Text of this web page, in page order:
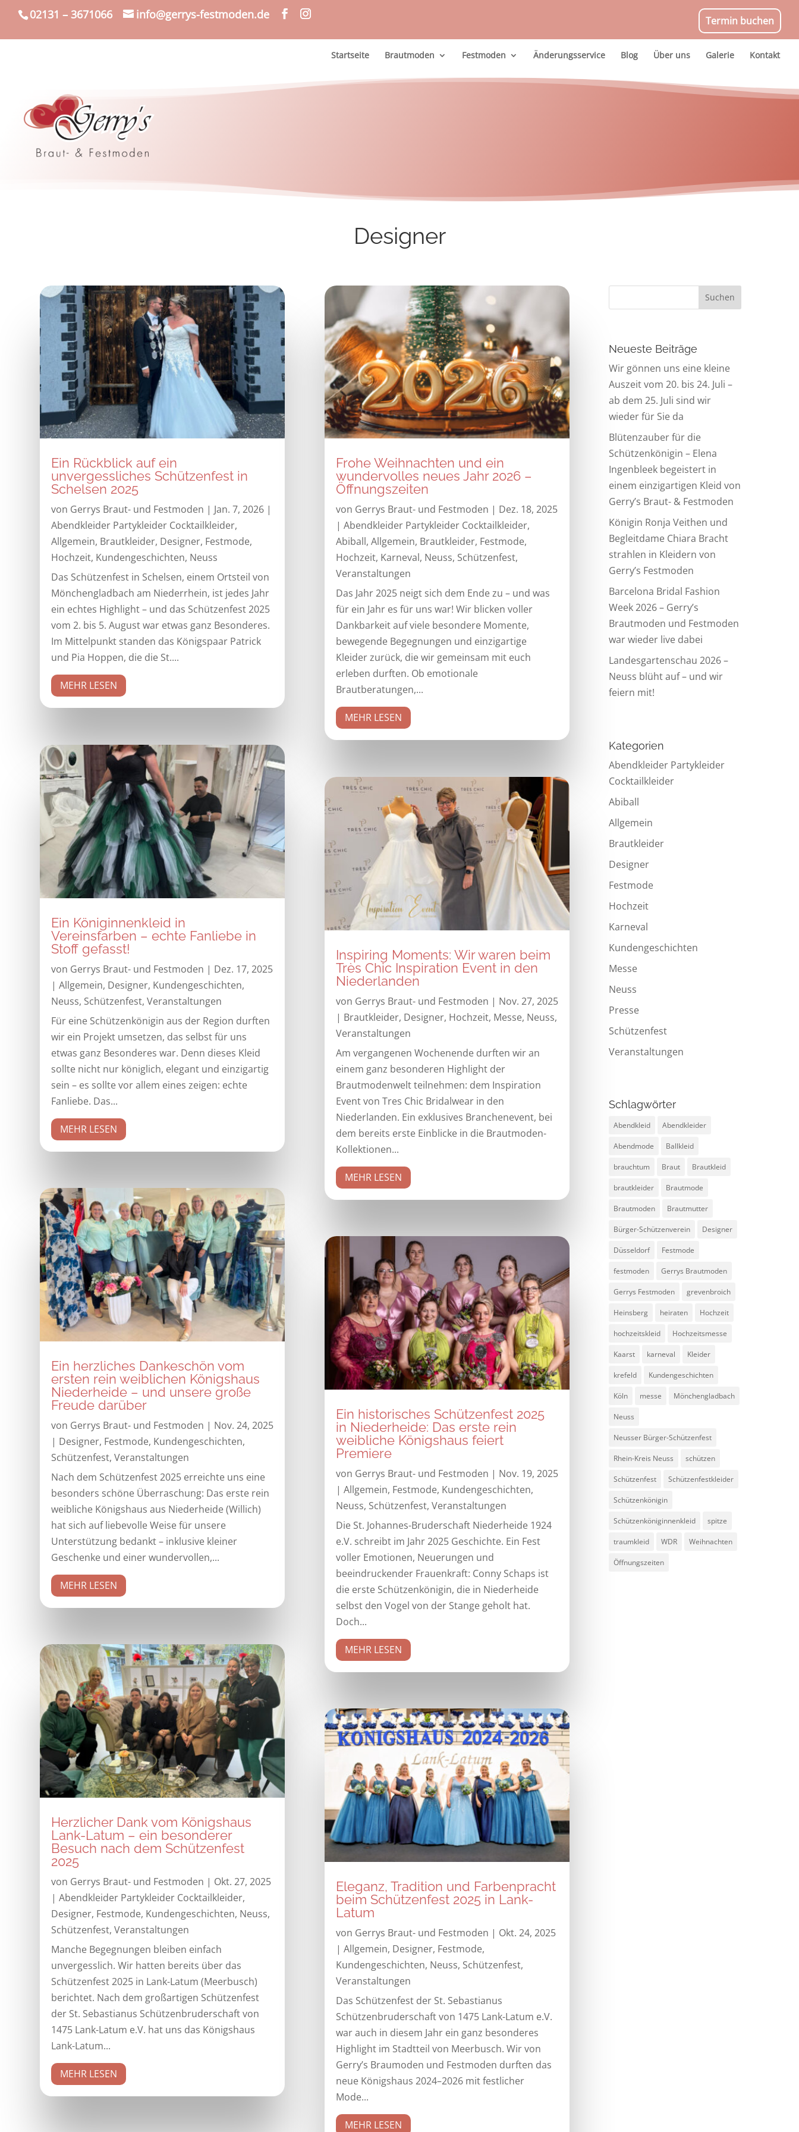
02131 – 3671066 info@gerrys-festmoden.de Termin buchen
Startseite Brautmoden Festmoden Änderungsservice Blog Über uns Galerie Kontakt
Designer
Ein Rückblick auf ein
unvergessliches Schützenfest in
Schelsen 2025
von Gerrys Braut- und Festmoden | Jan. 7, 2026 |
Abendkleider Partykleider Cocktailkleider,
Allgemein, Brautkleider, Designer, Festmode,
Hochzeit, Kundengeschichten, Neuss
Das Schützenfest in Schelsen, einem Ortsteil von
Mönchengladbach am Niederrhein, ist jedes Jahr
ein echtes Highlight – und das Schützenfest 2025
vom 2. bis 5. August war etwas ganz Besonderes.
Im Mittelpunkt standen das Königspaar Patrick
und Pia Hoppen, die die St....
MEHR LESEN
Ein Königinnenkleid in
Vereinsfarben – echte Fanliebe in
Stoff gefasst!
von Gerrys Braut- und Festmoden | Dez. 17, 2025
|Allgemein, Designer, Kundengeschichten,
Neuss, Schützenfest,Veranstaltungen
Für eine Schützenkönigin aus der Region durften
wir ein Projekt umsetzen, das selbst für uns
etwas ganz Besonderes war. Denn dieses Kleid
sollte nicht nur königlich, elegant und einzigartig
sein – es sollte vor allem eines zeigen: echte
Fanliebe. Das...
MEHR LESEN
Ein herzliches Dankeschön vom
ersten rein weiblichen Königshaus
Niederheide – und unsere große
Freude darüber
von Gerrys Braut- und Festmoden | Nov. 24, 2025
| Designer, Festmode, Kundengeschichten,
Schützenfest,Veranstaltungen
Nach dem Schützenfest 2025 erreichte uns eine
besonders schöne Überraschung: Das erste rein
weibliche Königshaus aus Niederheide (Willich)
hat sich auf liebevolle Weise für unsere
Unterstützung bedankt – inklusive kleiner
Geschenke und einer wundervollen,...
MEHR LESEN
Herzlicher Dank vom Königshaus
Lank-Latum – ein besonderer
Besuch nach dem Schützenfest
2025
von Gerrys Braut- und Festmoden | Okt. 27, 2025
|Abendkleider Partykleider Cocktailkleider,
Designer, Festmode, Kundengeschichten, Neuss,
Schützenfest,Veranstaltungen
Manche Begegnungen bleiben einfach
unvergesslich. Wir hatten bereits über das
Schützenfest 2025 in Lank-Latum (Meerbusch)
berichtet. Nach dem großartigen Schützenfest
der St. Sebastianus Schützenbruderschaft von
1475 Lank-Latum e.V. hat uns das Königshaus
Lank-Latum...
MEHR LESEN
Frohe Weihnachten und ein
wundervolles neues Jahr 2026 –
Öffnungszeiten
von Gerrys Braut- und Festmoden | Dez. 18, 2025
| Abendkleider Partykleider Cocktailkleider,
Abiball, Allgemein, Brautkleider, Festmode,
Hochzeit, Karneval, Neuss, Schützenfest,
Veranstaltungen
Das Jahr 2025 neigt sich dem Ende zu – und was
für ein Jahr es für uns war! Wir blicken voller
Dankbarkeit auf viele besondere Momente,
bewegende Begegnungen und einzigartige
Kleider zurück, die wir gemeinsam mit euch
erleben durften. Ob emotionale
Brautberatungen,...
MEHR LESEN
Inspiring Moments: Wir waren beim
Très Chic Inspiration Event in den
Niederlanden
von Gerrys Braut- und Festmoden | Nov. 27, 2025
| Brautkleider, Designer, Hochzeit, Messe, Neuss,
Veranstaltungen
Am vergangenen Wochenende durften wir an
einem ganz besonderen Highlight der
Brautmodenwelt teilnehmen: dem Inspiration
Event von Tres Chic Bridalwear in den
Niederlanden. Ein exklusives Branchenevent, bei
dem bereits erste Einblicke in die Brautmoden-
Kollektionen...
MEHR LESEN
Ein historisches Schützenfest 2025
in Niederheide: Das erste rein
weibliche Königshaus feiert
Premiere
von Gerrys Braut- und Festmoden | Nov. 19, 2025
| Allgemein, Festmode, Kundengeschichten,
Neuss, Schützenfest, Veranstaltungen
Die St. Johannes-Bruderschaft Niederheide 1924
e.V. schreibt im Jahr 2025 Geschichte. Ein Fest
voller Emotionen, Neuerungen und
beeindruckender Frauenkraft: Conny Schaps ist
die erste Schützenkönigin, die in Niederheide
selbst den Vogel von der Stange geholt hat.
Doch...
MEHR LESEN
Eleganz, Tradition und Farbenpracht
beim Schützenfest 2025 in Lank-
Latum
von Gerrys Braut- und Festmoden | Okt. 24, 2025
| Allgemein, Designer, Festmode,
Kundengeschichten, Neuss, Schützenfest,
Veranstaltungen
Das Schützenfest der St. Sebastianus
Schützenbruderschaft von 1475 Lank-Latum e.V.
war auch in diesem Jahr ein ganz besonderes
Highlight im Stadtteil von Meerbusch. Wir von
Gerry’s Braumoden und Festmoden durften das
neue Königshaus 2024–2026 mit festlicher
Mode...
MEHR LESEN
Neueste Beiträge
Wir gönnen uns eine kleine
Auszeit vom 20. bis 24. Juli –
ab dem 25. Juli sind wir
wieder für Sie da
Blütenzauber für die
Schützenkönigin – Elena
Ingenbleek begeistert in
einem einzigartigen Kleid von
Gerry’s Braut- & Festmoden
Königin Ronja Veithen und
Begleitdame Chiara Bracht
strahlen in Kleidern von
Gerry’s Festmoden
Barcelona Bridal Fashion
Week 2026 – Gerry’s
Brautmoden und Festmoden
war wieder live dabei
Landesgartenschau 2026 –
Neuss blüht auf – und wir
feiern mit!
Kategorien
Abendkleider Partykleider
Cocktailkleider
Abiball
Allgemein
Brautkleider
Designer
Festmode
Hochzeit
Karneval
Kundengeschichten
Messe
Neuss
Presse
Schützenfest
Veranstaltungen
Schlagwörter
Abendkleid Abendkleider
Abendmode Ballkleid
brauchtum Braut Brautkleid
brautkleider Brautmode
Brautmoden Brautmutter
Bürger-Schützenverein Designer
Düsseldorf Festmode
festmoden Gerrys Brautmoden
Gerrys Festmoden grevenbroich
Heinsberg heiraten Hochzeit
hochzeitskleid Hochzeitsmesse
Kaarst karneval Kleider
krefeld Kundengeschichten
Köln messe Mönchengladbach
Neuss
Neusser Bürger-Schützenfest
Rhein-Kreis Neuss schützen
Schützenfest Schützenfestkleider
Schützenkönigin
Schützenköniginnenkleid spitze
traumkleid WDR Weihnachten
Öffnungszeiten